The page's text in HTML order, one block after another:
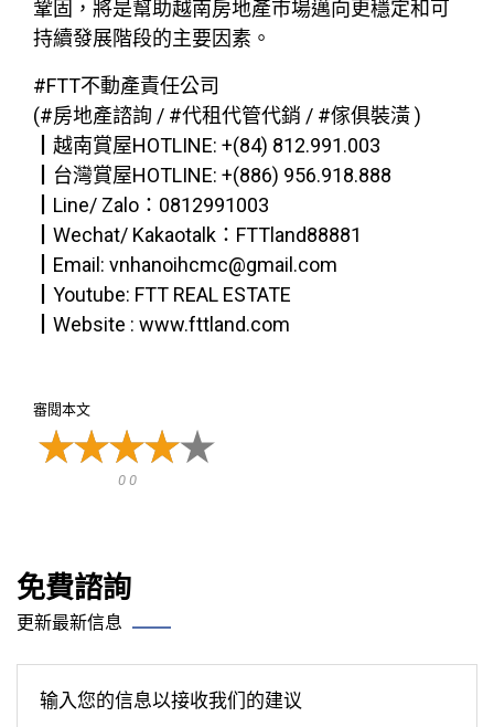
鞏固，將是幫助越南房地產市場邁向更穩定和可
持續發展階段的主要因素。
#FTT不動產責任公司
(#房地產諮詢 / #代租代管代銷 / #傢俱裝潢 )
┃越南賞屋HOTLINE: +(84) 812.991.003
┃台灣賞屋HOTLINE: +(886) 956.918.888
┃Line/ Zalo：0812991003
┃Wechat/ Kakaotalk：FTTland88881
┃Email: vnhanoihcmc@gmail.com
┃Youtube: FTT REAL ESTATE
┃Website : www.fttland.com
審閱本文
0 0
免費諮詢
更新最新信息
输入您的信息以接收我们的建议